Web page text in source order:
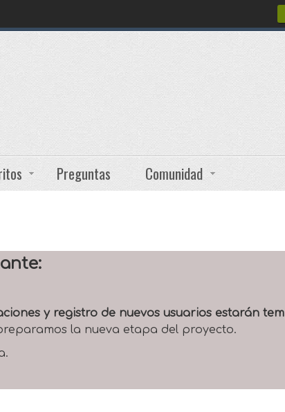
Preguntas Comunidad
y registro de nuevos usuarios estarán
la nueva etapa del proyecto.